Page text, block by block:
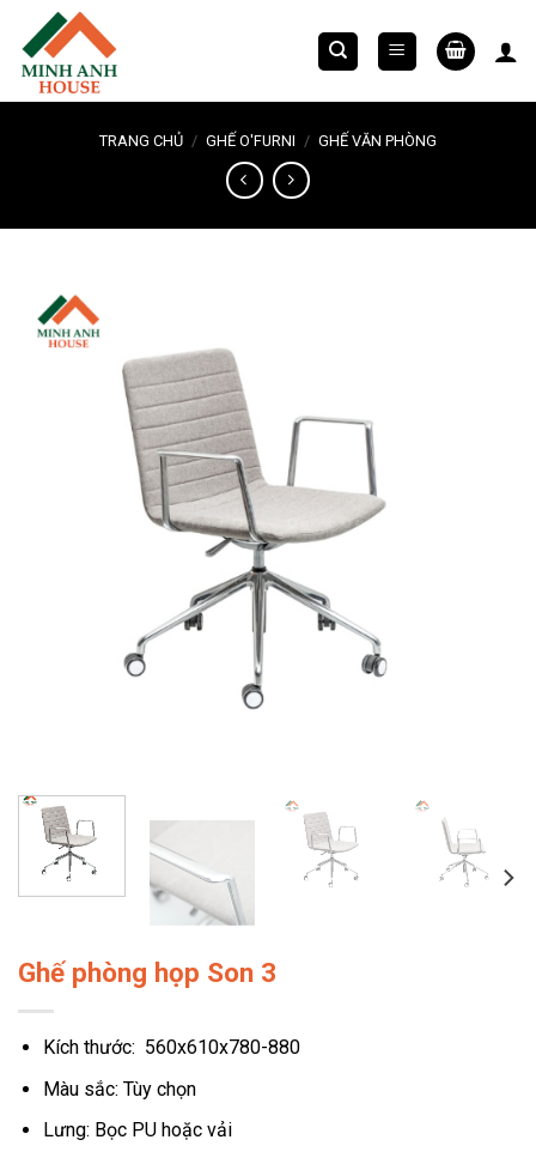
Chuyển
đến
nội
dung
TRANG CHỦ / GHẾ O'FURNI / GHẾ VĂN PHÒNG
Ghế phòng họp Son 3
Kích thước: 560x610x780-880
Màu sắc: Tùy chọn
Lưng: Bọc PU hoặc vải